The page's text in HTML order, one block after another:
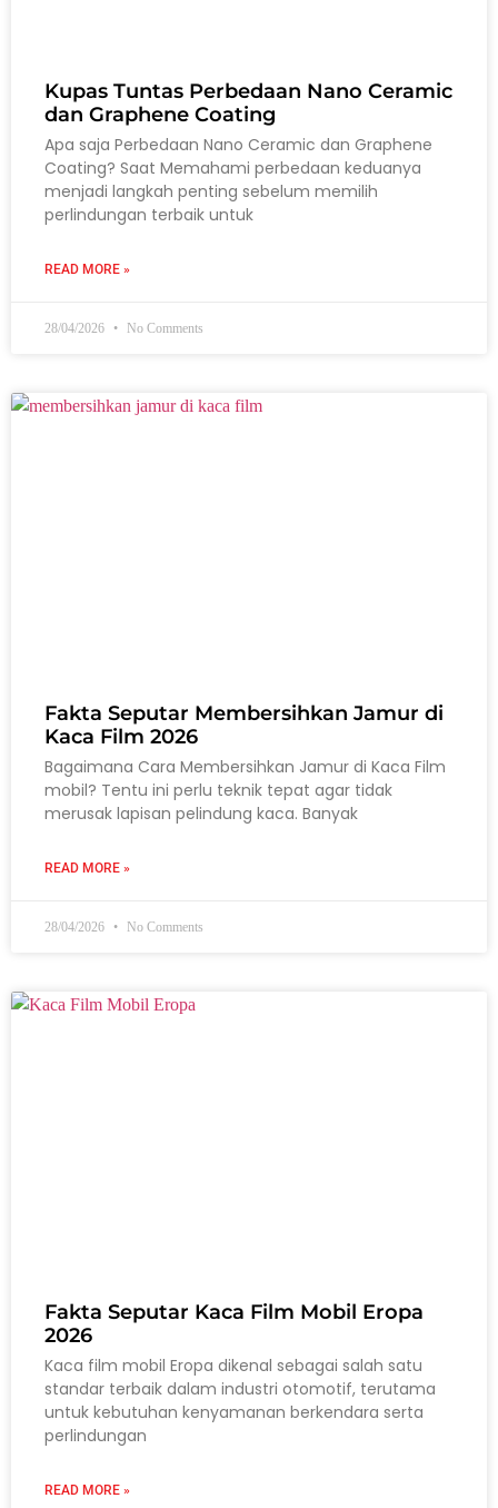
Kupas Tuntas Perbedaan Nano Ceramic
dan Graphene Coating
Apa saja Perbedaan Nano Ceramic dan Graphene
Coating? Saat Memahami perbedaan keduanya
menjadi langkah penting sebelum memilih
perlindungan terbaik untuk
READ MORE »
28/04/2026 No Comments
Fakta Seputar Membersihkan Jamur di
Kaca Film 2026
Bagaimana Cara Membersihkan Jamur di Kaca Film
mobil? Tentu ini perlu teknik tepat agar tidak
merusak lapisan pelindung kaca. Banyak
READ MORE »
28/04/2026 No Comments
Fakta Seputar Kaca Film Mobil Eropa
2026
Kaca film mobil Eropa dikenal sebagai salah satu
standar terbaik dalam industri otomotif, terutama
untuk kebutuhan kenyamanan berkendara serta
perlindungan
READ MORE »